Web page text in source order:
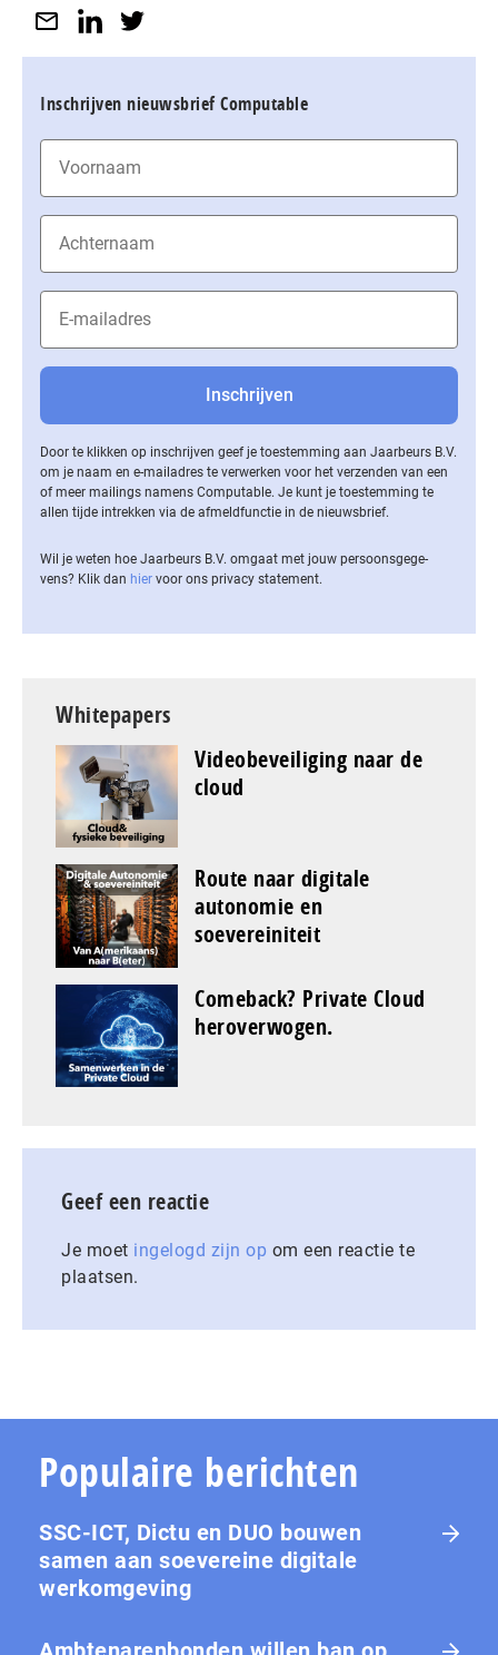
Inschrijven nieuwsbrief Computable
Door te klikken op inschrijven geef je toestemming aan Jaarbeurs B.V.
om je naam en e-mailadres te verwerken voor het verzenden van een
of meer mailings namens Computable. Je kunt je toestemming te
allen tijde intrekken via de af­meld­func­tie in de nieuwsbrief.
Wil je weten hoe Jaarbeurs B.V. omgaat met jouw per­soons­ge­ge­
vens? Klik dan hier voor ons privacy statement.
Whitepapers
Videobeveiliging naar de
cloud
Route naar digitale
autonomie en
soevereiniteit
Comeback? Private Cloud
heroverwogen.
Geef een reactie
Je moet ingelogd zijn op om een reactie te
plaatsen.
Populaire berichten
SSC-ICT, Dictu en DUO bouwen
samen aan soevereine digitale
werkomgeving